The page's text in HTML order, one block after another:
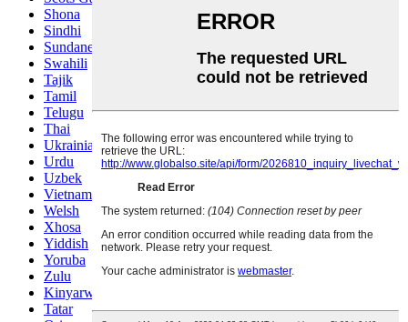
Shona
Sindhi
Sundanese
Swahili
Tajik
Tamil
Telugu
Thai
Ukrainian
Urdu
Uzbek
Vietnamese
Welsh
Xhosa
Yiddish
Yoruba
Zulu
Kinyarwanda
Tatar